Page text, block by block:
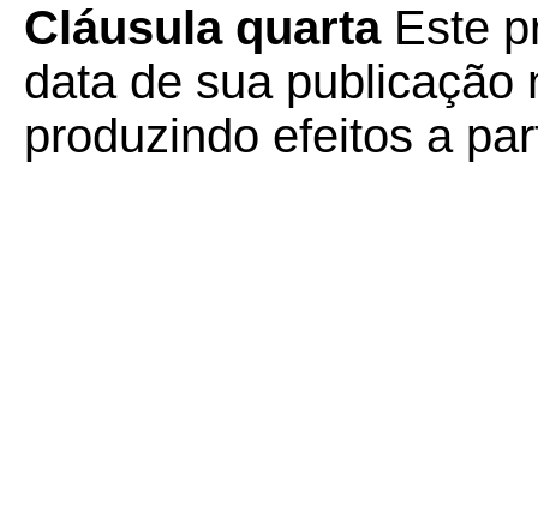
Cláusula quartaEste
data de sua publicação
produzindo efeitos a